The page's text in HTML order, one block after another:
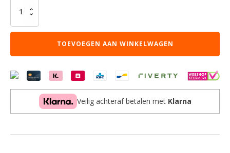
Bureau
Nils
-
-
-
TOEVOEGEN AAN WINKELWAGEN
Veilig achteraf betalen met Klarna